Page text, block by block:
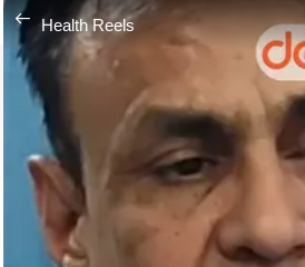
Health Reels